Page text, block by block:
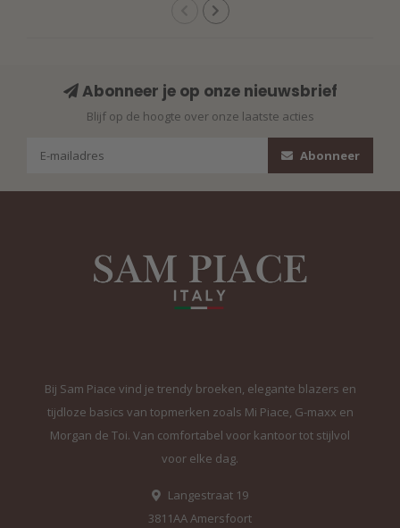
Abonneer je op onze nieuwsbrief
Blijf op de hoogte over onze laatste acties
Abonneer
Bij Sam Piace vind je trendy broeken, elegante blazers en
tijdloze basics van topmerken zoals Mi Piace, G-maxx en
Morgan de Toi. Van comfortabel voor kantoor tot stijlvol
voor elke dag.
Langestraat 19
3811AA Amersfoort